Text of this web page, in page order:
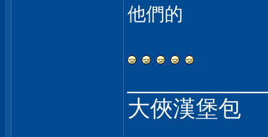
他們的
大俠漢堡包